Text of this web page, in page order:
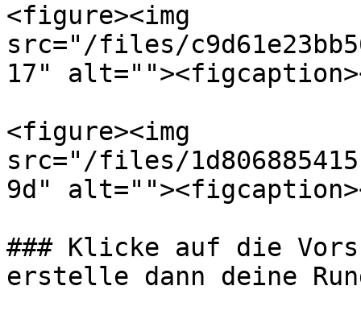
<figure><img
src="/files/
17"
<figure><img
src="/files/
9d"
### Klicke auf die
erstelle dann deine